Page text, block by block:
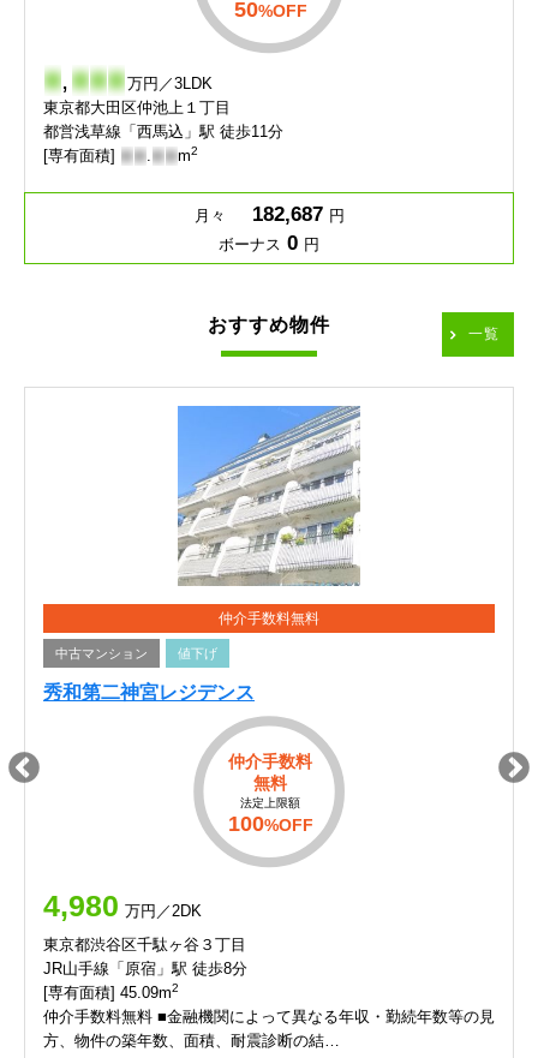
50%OFF
- ,- - - 万円／3LDK
東京都大田区仲池上１丁目
都営浅草線「西馬込」駅 徒歩11分
[専有面積] - - .- - m2
月々 182,687 円
ボーナス 0 円
おすすめ物件 一覧
仲介手数料無料
中古マンション 値下げ
秀和第二神宮レジデンス
仲介手数料
無料
法定上限額
100%OFF
4,980 万円／2DK
東京都渋谷区千駄ヶ谷３丁目
JR山手線「原宿」駅 徒歩8分
[専有面積] 45.09m2
仲介手数料無料 ■金融機関によって異なる年収・勤続年数等の見
方、物件の築年数、面積、耐震診断の結…